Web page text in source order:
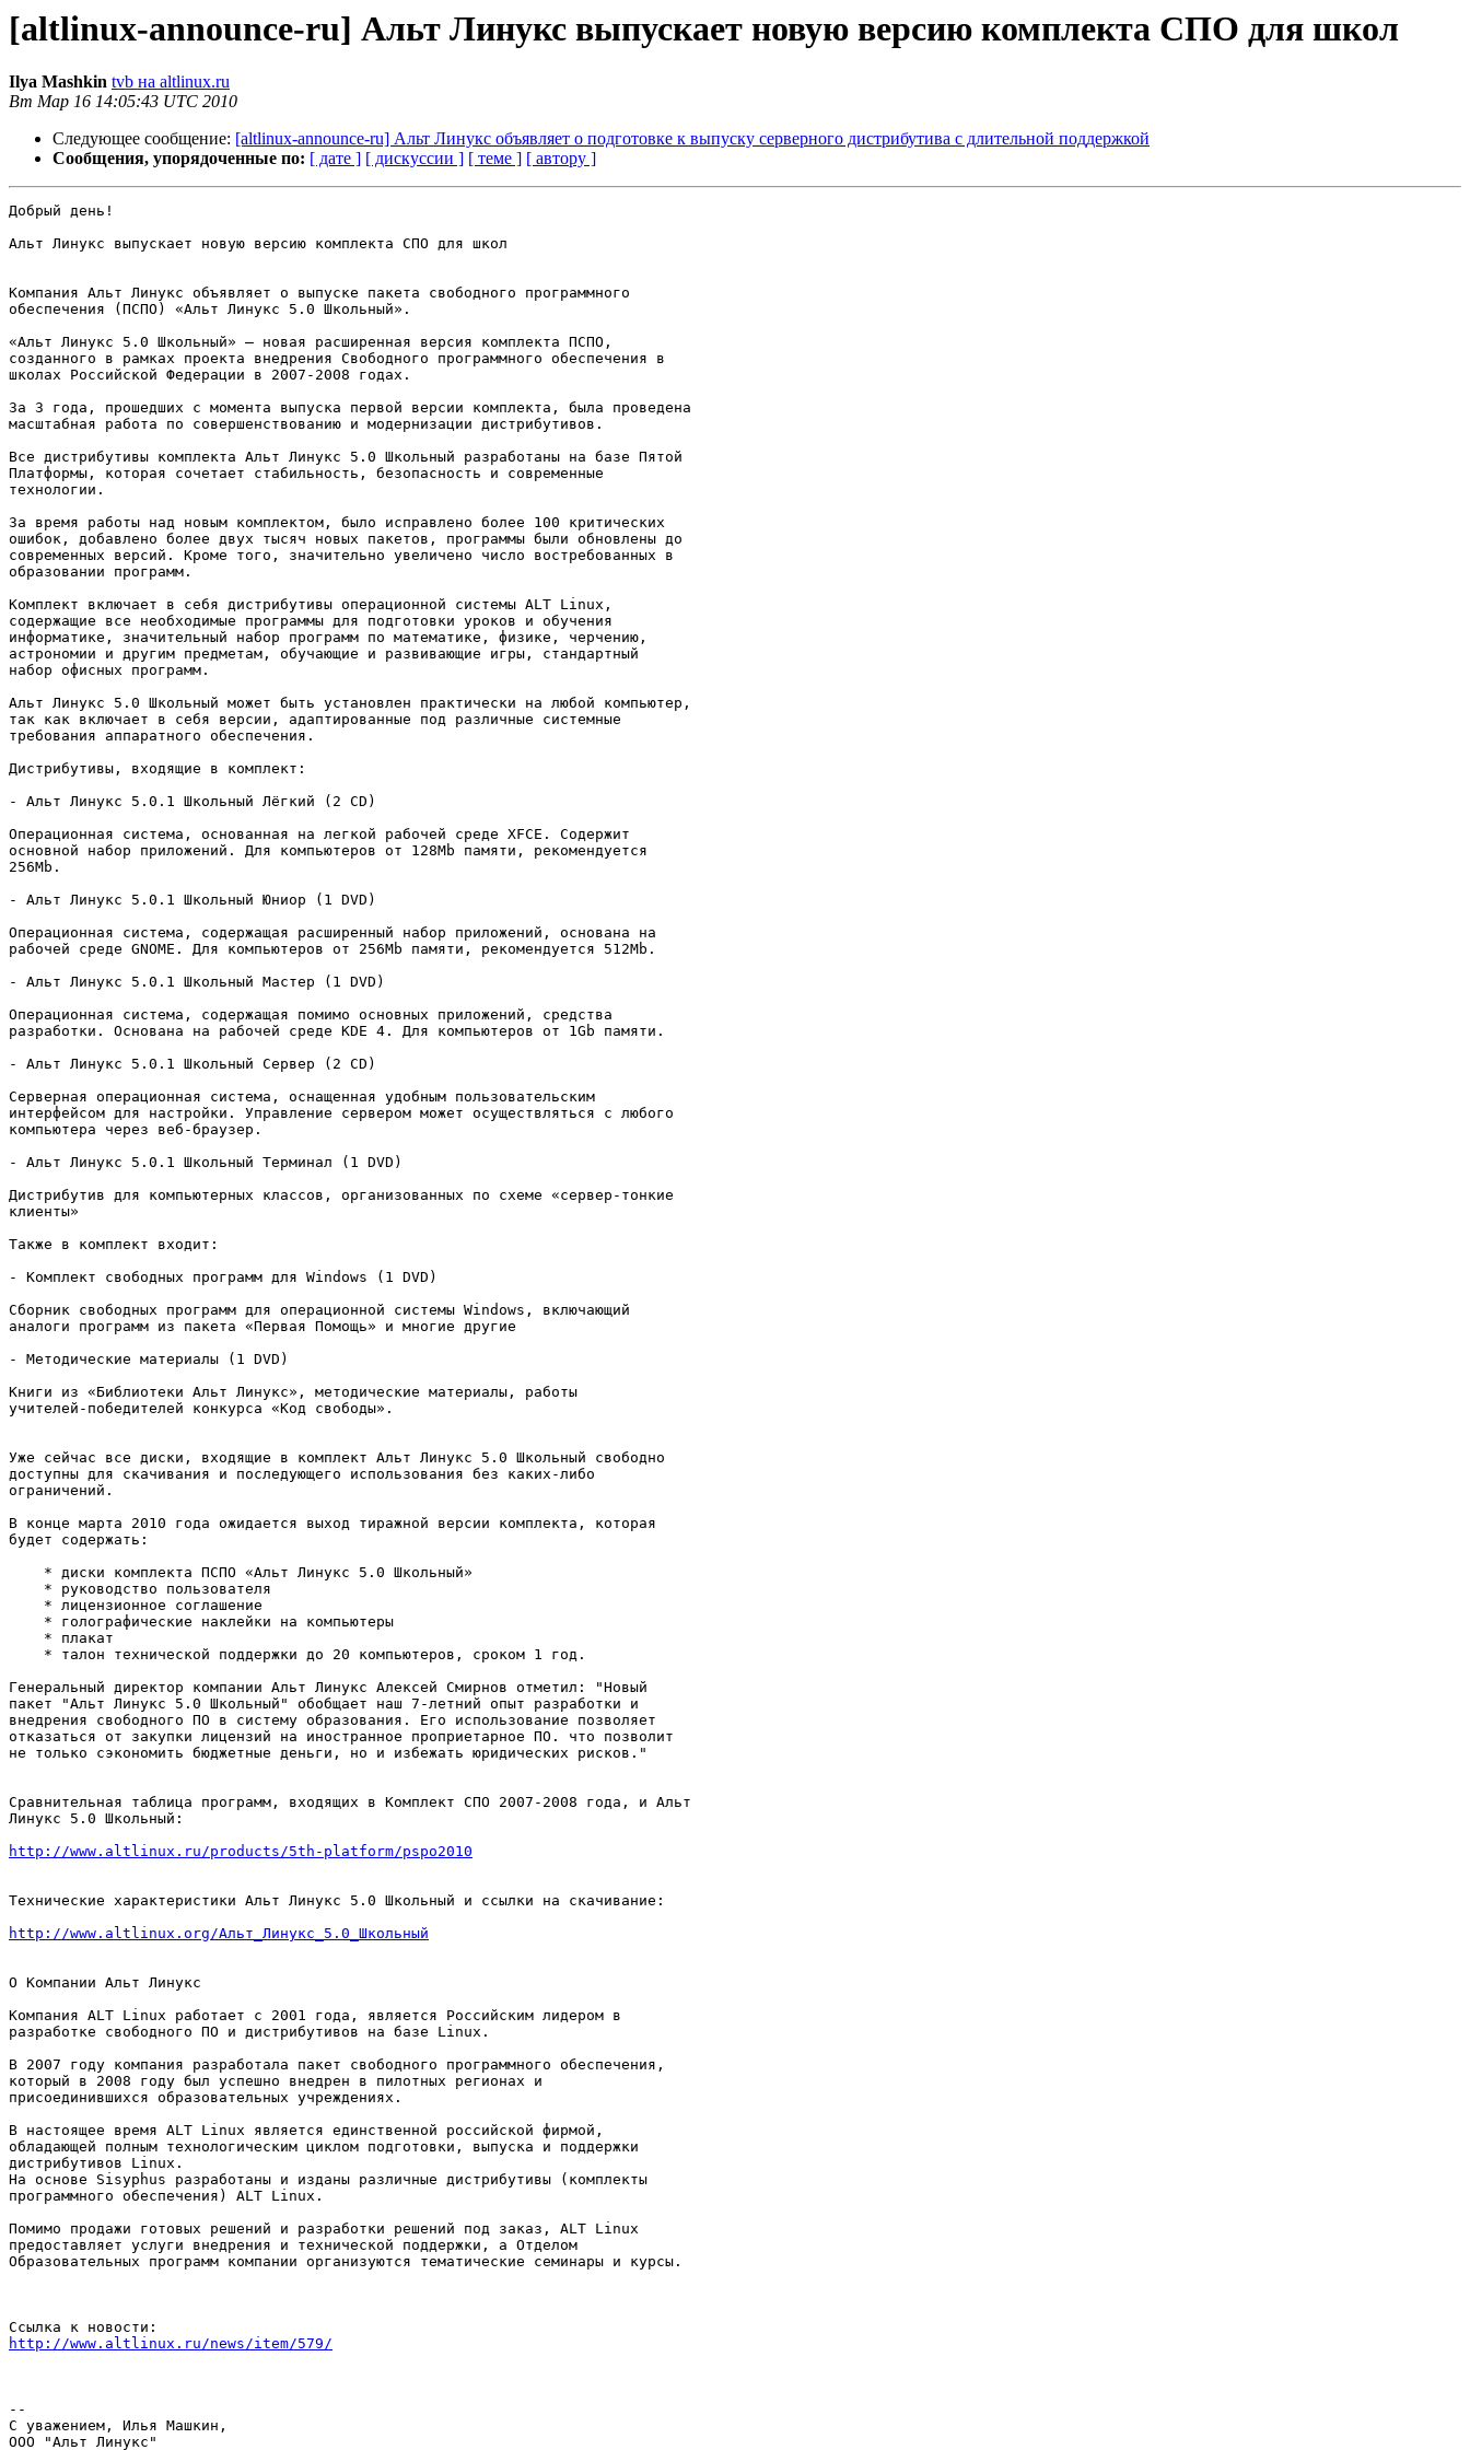
[altlinux-announce-ru] Альт Линукс выпускает новую версию комплекта СПО для школ
Ilya Mashkin tvb на altlinux.ru
Вт Мар 16 14:05:43 UTC 2010
Следующее сообщение: [altlinux-announce-ru] Альт Линукс объявляет о подготовке к выпуску серверного дистрибутива с длительной поддержкой
Сообщения, упорядоченные по: [ дате ] [ дискуссии ] [ теме ] [ автору ]
Добрый день!
Альт Линукс выпускает новую версию комплекта СПО для школ
Компания Альт Линукс объявляет о выпуске пакета свободного программного
обеспечения (ПСПО) «Альт Линукс 5.0 Школьный».
«Альт Линукс 5.0 Школьный» — новая расширенная версия комплекта ПСПО,
созданного в рамках проекта внедрения Свободного программного обеспечения в
школах Российской Федерации в 2007-2008 годах.
За 3 года, прошедших с момента выпуска первой версии комплекта, была проведена
масштабная работа по совершенствованию и модернизации дистрибутивов.
Все дистрибутивы комплекта Альт Линукс 5.0 Школьный разработаны на базе Пятой
Платформы, которая сочетает стабильность, безопасность и современные
технологии.
За время работы над новым комплектом, было исправлено более 100 критических
ошибок, добавлено более двух тысяч новых пакетов, программы были обновлены до
современных версий. Кроме того, значительно увеличено число востребованных в
образовании программ.
Комплект включает в себя дистрибутивы операционной системы ALT Linux,
содержащие все необходимые программы для подготовки уроков и обучения
информатике, значительный набор программ по математике, физике, черчению,
астрономии и другим предметам, обучающие и развивающие игры, стандартный
набор офисных программ.
Альт Линукс 5.0 Школьный может быть установлен практически на любой компьютер,
так как включает в себя версии, адаптированные под различные системные
требования аппаратного обеспечения.
Дистрибутивы, входящие в комплект:
- Альт Линукс 5.0.1 Школьный Лёгкий (2 CD)
Операционная система, основанная на легкой рабочей среде XFCE. Содержит
основной набор приложений. Для компьютеров от 128Mb памяти, рекомендуется
256Mb.
- Альт Линукс 5.0.1 Школьный Юниор (1 DVD)
Операционная система, содержащая расширенный набор приложений, основана на
рабочей среде GNOME. Для компьютеров от 256Mb памяти, рекомендуется 512Mb.
- Альт Линукс 5.0.1 Школьный Мастер (1 DVD)
Операционная система, содержащая помимо основных приложений, средства
разработки. Основана на рабочей среде KDE 4. Для компьютеров от 1Gb памяти.
- Альт Линукс 5.0.1 Школьный Сервер (2 CD)
Серверная операционная система, оснащенная удобным пользовательским
интерфейсом для настройки. Управление сервером может осуществляться с любого
компьютера через веб-браузер.
- Альт Линукс 5.0.1 Школьный Терминал (1 DVD)
Дистрибутив для компьютерных классов, организованных по схеме «сервер-тонкие
клиенты»
Также в комплект входит:
- Комплект свободных программ для Windows (1 DVD)
Сборник свободных программ для операционной системы Windows, включающий
аналоги программ из пакета «Первая Помощь» и многие другие
- Методические материалы (1 DVD)
Книги из «Библиотеки Альт Линукс», методические материалы, работы
учителей-победителей конкурса «Код свободы».
Уже сейчас все диски, входящие в комплект Альт Линукс 5.0 Школьный свободно
доступны для скачивания и последующего использования без каких-либо
ограничений.
В конце марта 2010 года ожидается выход тиражной версии комплекта, которая
будет содержать:
    * диски комплекта ПСПО «Альт Линукс 5.0 Школьный»
    * руководство пользователя
    * лицензионное соглашение
    * голографические наклейки на компьютеры
    * плакат
    * талон технической поддержки до 20 компьютеров, сроком 1 год.
Генеральный директор компании Альт Линукс Алексей Смирнов отметил: "Новый
пакет "Альт Линукс 5.0 Школьный" обобщает наш 7-летний опыт разработки и
внедрения свободного ПО в систему образования. Его использование позволяет
отказаться от закупки лицензий на иностранное проприетарное ПО. что позволит
не только сэкономить бюджетные деньги, но и избежать юридических рисков."
Сравнительная таблица программ, входящих в Комплект СПО 2007-2008 года, и Альт
Линукс 5.0 Школьный:
http://www.altlinux.ru/products/5th-platform/pspo2010
Технические характеристики Альт Линукс 5.0 Школьный и ссылки на скачивание:
http://www.altlinux.org/Альт_Линукс_5.0_Школьный
О Компании Альт Линукс
Компания ALT Linux работает с 2001 года, является Российским лидером в
разработке свободного ПО и дистрибутивов на базе Linux.
В 2007 году компания разработала пакет свободного программного обеспечения,
который в 2008 году был успешно внедрен в пилотных регионах и
присоединившихся образовательных учреждениях.
В настоящее время ALT Linux является единственной российской фирмой,
обладающей полным технологическим циклом подготовки, выпуска и поддержки
дистрибутивов Linux.
На основе Sisyphus разработаны и изданы различные дистрибутивы (комплекты
программного обеспечения) ALT Linux.
Помимо продажи готовых решений и разработки решений под заказ, ALT Linux
предоставляет услуги внедрения и технической поддержки, а Отделом
Образовательных программ компании организуются тематические семинары и курсы.
http://www.altlinux.ru/news/item/579/
--
С уважением, Илья Машкин,
ООО "Альт Линукс"